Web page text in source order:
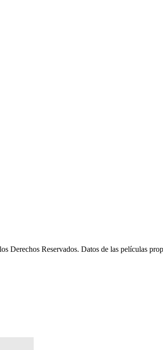
Derechos Reservados. Datos de las películas